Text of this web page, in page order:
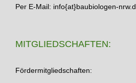
Per E-Mail: info{at}baubiologen-
MITGLIEDSCHAFTEN:
Fördermitgliedschaften: